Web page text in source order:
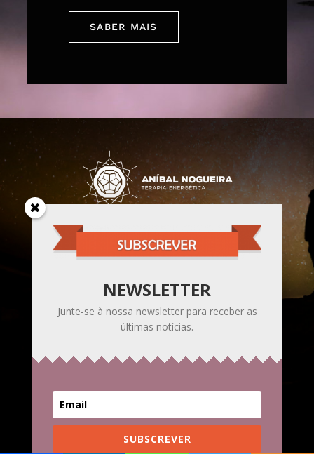
SABER MAIS
Sou um caminhante da Luz,
na senda do Despertar da Consciência
© Copyright 2015 - 2026 | Aníbal Nogueira |
Privacidade| Todos os direitos reservados | DesignSite na Mão
NEWSLETTER
Junte-se à nossa newsletter para receber as
últimas notícias.
SUBSCREVER